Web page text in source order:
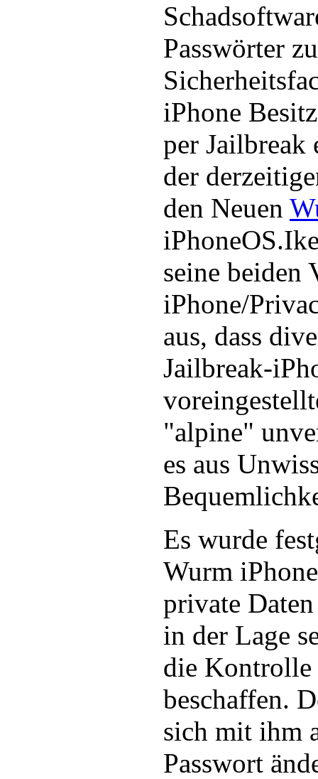
Passwörter
iPhone
per Jailbreak
der
den Neuen
seine beiden
iPhone/
aus, dass
Jailbreak-
"alpine"
es aus
Es wurde
Wurm
private
in der Lage
die Kontrolle
beschaffen.
sich mit ihm
Passwort